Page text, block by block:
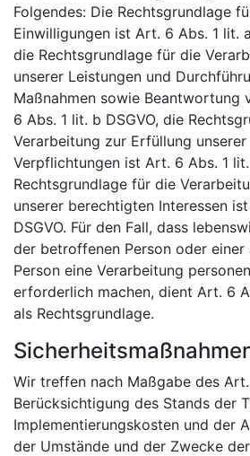
Folgendes: Die Rechtsgrundlage
Einwilligungen ist Art. 6 Abs. 1 lit.
die Rechtsgrundlage für die
unserer Leistungen und
Maßnahmen sowie Beantwortung
6 Abs. 1 lit. b DSGVO, die
Verarbeitung zur Erfüllung
Verpflichtungen ist Art. 6 Abs. 1
Rechtsgrundlage für die
unserer berechtigten Interessen
DSGVO. Für den Fall, dass
der betroffenen Person oder einer
Person eine Verarbeitung
erforderlich machen, dient Art. 6
als Rechtsgrundlage.
Wir treffen nach Maßgabe des
Berücksichtigung des Stands der
Implementierungskosten und der
der Umstände und der Zwecke